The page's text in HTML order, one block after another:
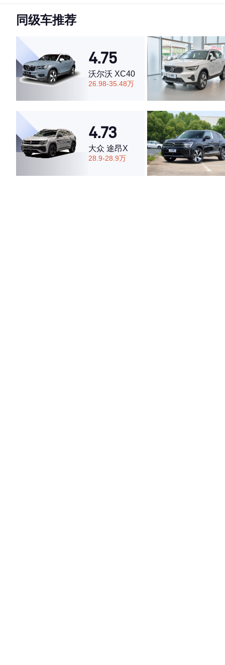
·外观表现一般，低于57%同级车
·空间表现较为优秀，优于53%同级车
同级车推荐
4.75
沃尔沃 XC40
26.98-35.48万
4.73
大众 途昂X
28.9-28.9万